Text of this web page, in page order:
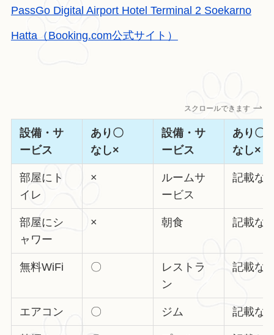
PassGo Digital Airport Hotel Terminal 2 Soekarno
Hatta（Booking.com公式サイト）
スクロールできます
設備・サ
ービス
あり〇
なし×
設備・サ
ービス
あり
なし×
部屋にト
イレ
×
ルームサ
ービス
記載な
部屋にシ
ャワー
× 朝食 記載な
無料WiFi 〇
レストラ
ン
記載な
エアコン 〇 ジム 記載な